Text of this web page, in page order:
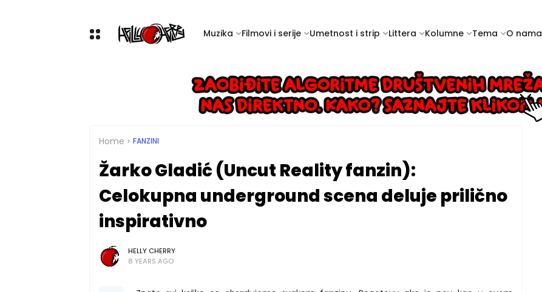
Muzika Filmovi i serije Umetnost i strip Littera Kolumne Tema O nama
Home FANZINI
Žarko Gladić (Uncut Reality fanzin):
Celokupna underground scena deluje prilično
inspirativno
HELLY CHERRY
8 YEARS AGO